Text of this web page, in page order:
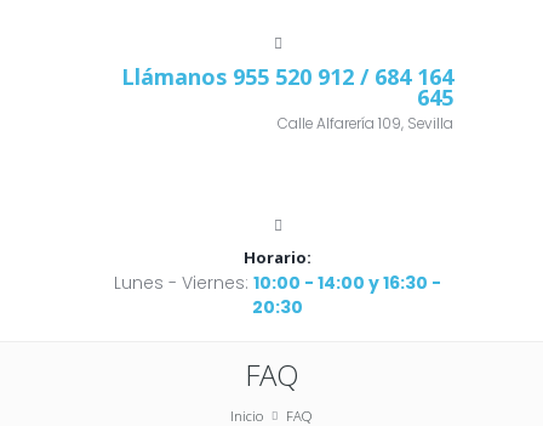
Llámanos 955 520 912 / 684 164
645
Calle Alfarería 109, Sevilla
Horario:
Lunes - Viernes: 10:00 - 14:00 y 16:30 -
20:30
FAQ
Inicio FAQ